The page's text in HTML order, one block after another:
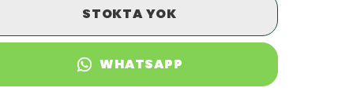
STOKTA YOK
WHATSAPP